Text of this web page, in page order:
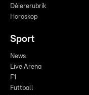
Déiererubrik
Horoskop
Sport
News
Live Arena
F1
Futtball